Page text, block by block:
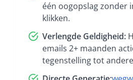
één oogopslag zonder
klikken.
Verlengde Geldigheid:
emails 2+ maanden
tegenstelling tot